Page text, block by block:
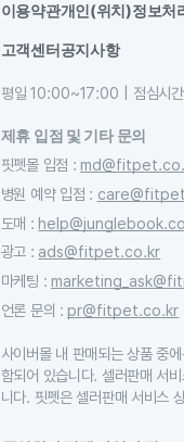
이용약관개인(위치)정보처
고객센터공지사항
평일 10:00~17:00 | 점심시
제휴 입점 및 기타 문의
핏펫몰 입점 :
병원 예약 입점 :
도매 :
광고 : ads@fitpet.co.kr
마케팅 :
언론 문의 : pr@fitpet.co.kr
사이버몰 내 판매되는 상품 중
함되어 있습니다. 셀러판매 서
니다. 핏펫은 셀러판매 서비스